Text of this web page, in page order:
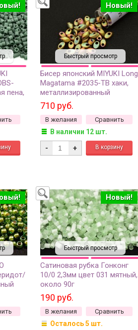
пена,
5
Быстрый просмотр
Новый!
Бисер японский MIYUKI Long
Magatama #2035-TB хаки,
металлизированный
матовый ирис, 1 туба (около
8 грамм)
710 руб.
В желания Сравнить
В наличии 12 шт.
- +
Быстрый просмотр
Новый!
Сатиновая рубка Гонконг
10/0 2,3мм цвет 031 мятный,
около 90г
190 руб.
В желания Сравнить
Осталось 5 шт.